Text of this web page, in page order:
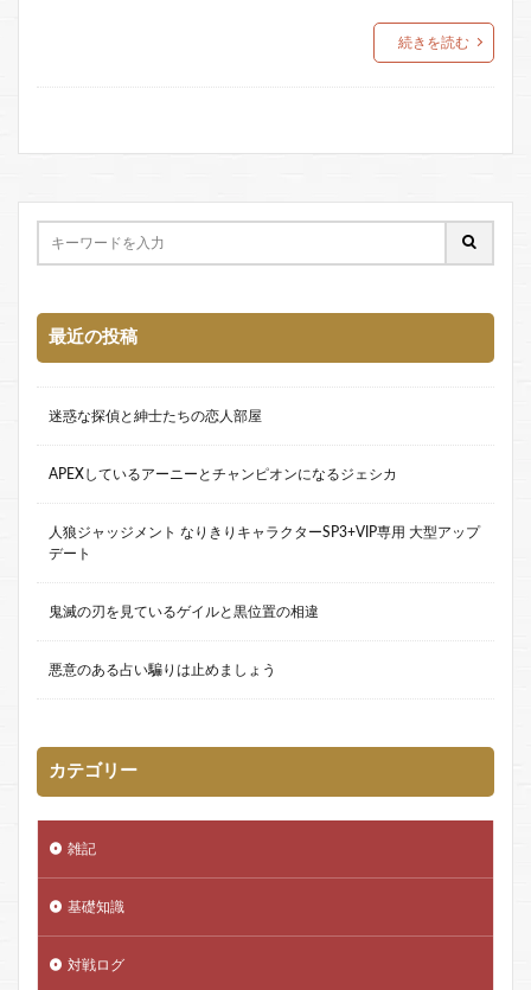
続きを読む
最近の投稿
迷惑な探偵と紳士たちの恋人部屋
APEXしているアーニーとチャンピオンになるジェシカ
人狼ジャッジメント なりきりキャラクターSP3+VIP専用 大型アップ
デート
鬼滅の刃を見ているゲイルと黒位置の相違
悪意のある占い騙りは止めましょう
カテゴリー
雑記
基礎知識
対戦ログ